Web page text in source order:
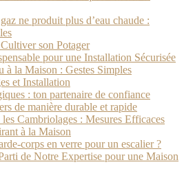
ne produit plus d’eau chaude :
son Potager
pour une Installation Sécurisée
à la Maison : Gestes Simples
et Installation
: ton partenaire de confiance
de manière durable et rapide
Cambriolages : Mesures Efficaces
à la Maison
corps en verre pour un escalier ?
de Notre Expertise pour une Maison